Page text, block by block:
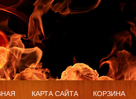
КАРТА САЙТА КОРЗИНА